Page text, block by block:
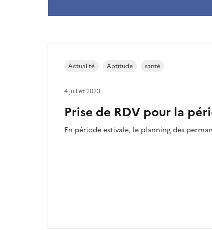
Prise de RDV pour la
En période estivale, le planning des
Actualité Aptitude santé
4 juillet 2023